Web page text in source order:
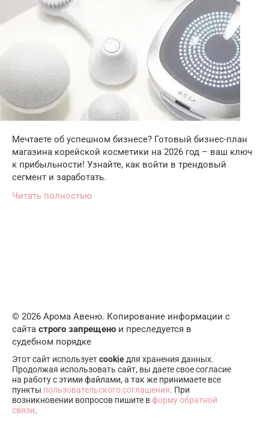
Мечтаете об успешном бизнесе? Готовый бизнес-план
магазина корейской косметики на 2026 год – ваш ключ
к прибыльности! Узнайте, как войти в трендовый
сегмент и заработать.
Читать полностью
© 2026 Арома Авеню. Копирование информации с
сайта строго запрещено и преследуется в
судебном порядке
Этот сайт используетcookie для хранения данных.
Продолжая использовать сайт, вы даете свое согласие
на работу с этими файлами, а так же принимаете все
пункты пользовательского соглашения. При
возникновении вопросов пишите вформу обратной
связи.